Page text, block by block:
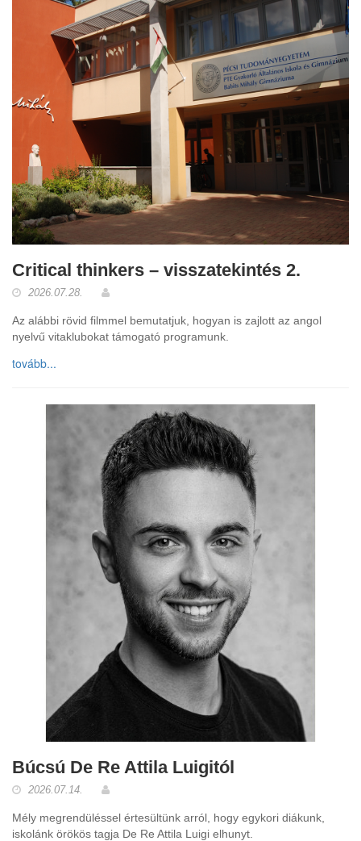
Critical thinkers – visszatekintés 2.
2026.07.28.
Az alábbi rövid filmmel bemutatjuk, hogyan is zajlott az angol
nyelvű vitaklubokat támogató programunk.
tovább...
Búcsú De Re Attila Luigitól
2026.07.14.
Mély megrendüléssel értesültünk arról, hogy egykori diákunk,
iskolánk örökös tagja De Re Attila Luigi elhunyt.